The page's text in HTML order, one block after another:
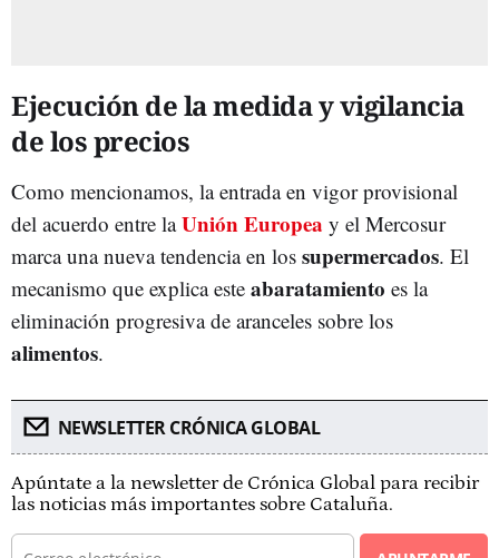
Ejecución de la medida y vigilancia
de los precios
Como mencionamos, la entrada en vigor provisional
del acuerdo entre laUnión Europea y el Mercosur
marca una nueva tendencia en los supermercados. El
mecanismo que explica este abaratamiento es la
eliminación progresiva de aranceles sobre los
alimentos.
NEWSLETTER CRÓNICA GLOBAL
Apúntate a la newsletter de Crónica Global para recibir
las noticias más importantes sobre Cataluña.